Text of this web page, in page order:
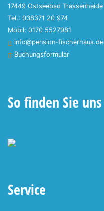
17449 Ostseebad Trassenheide
Tel.: 038371 20 974
Mobil: 0170 5527981
info@pension-fischerhaus.de
Buchungsformular
So finden Sie uns
Service